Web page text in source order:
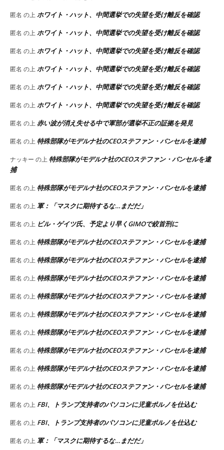
匿名 の上 ホワイト・ハット、中間選挙での失望を受け離反を確認
匿名 の上 ホワイト・ハット、中間選挙での失望を受け離反を確認
匿名 の上 ホワイト・ハット、中間選挙での失望を受け離反を確認
匿名 の上 ホワイト・ハット、中間選挙での失望を受け離反を確認
匿名 の上 ホワイト・ハット、中間選挙での失望を受け離反を確認
匿名 の上 ホワイト・ハット、中間選挙での失望を受け離反を確認
匿名 の上 赤い波が消え失せる中で軍部が選挙不正の証拠を発見
匿名 の上 特殊部隊がモデルナ社のCEOステファン・バンセルを逮捕
ナッキー の上 特殊部隊がモデルナ社のCEOステファン・バンセルを逮
捕
匿名 の上 特殊部隊がモデルナ社のCEOステファン・バンセルを逮捕
匿名 の上 軍：「マスクに期待するな…まだだ」
匿名 の上 ビル・ゲイツ氏、予定より早くGIMOで絞首刑に
匿名 の上 特殊部隊がモデルナ社のCEOステファン・バンセルを逮捕
匿名 の上 特殊部隊がモデルナ社のCEOステファン・バンセルを逮捕
匿名 の上 特殊部隊がモデルナ社のCEOステファン・バンセルを逮捕
匿名 の上 特殊部隊がモデルナ社のCEOステファン・バンセルを逮捕
匿名 の上 特殊部隊がモデルナ社のCEOステファン・バンセルを逮捕
匿名 の上 特殊部隊がモデルナ社のCEOステファン・バンセルを逮捕
匿名 の上 特殊部隊がモデルナ社のCEOステファン・バンセルを逮捕
匿名 の上 特殊部隊がモデルナ社のCEOステファン・バンセルを逮捕
匿名 の上 特殊部隊がモデルナ社のCEOステファン・バンセルを逮捕
匿名 の上 FBI、トランプ支持者のパソコンに児童ポルノを仕込む
匿名 の上 FBI、トランプ支持者のパソコンに児童ポルノを仕込む
匿名 の上 軍：「マスクに期待するな…まだだ」